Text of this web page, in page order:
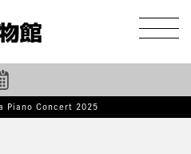
Piano Concert 2025